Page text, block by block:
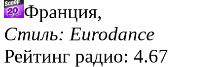
Франция,
Стиль: Eurodance
Рейтинг радио: 4.67